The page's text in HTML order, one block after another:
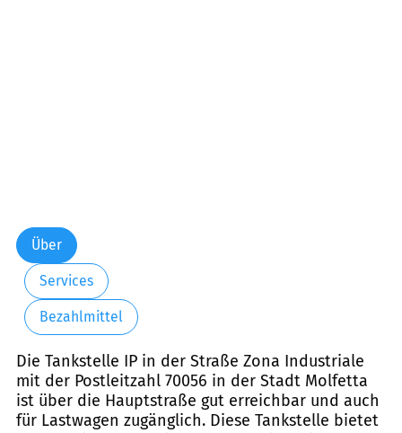
Über
Services
Bezahlmittel
Die Tankstelle IP in der Straße Zona Industriale
mit der Postleitzahl 70056 in der Stadt Molfetta
ist über die Hauptstraße gut erreichbar und auch
für Lastwagen zugänglich. Diese Tankstelle bietet